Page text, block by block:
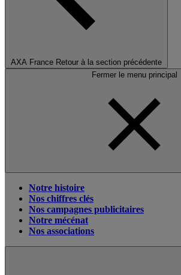
AXA France Retour à la section précédente
Fermer le menu principal
Notre histoire
Nos chiffres clés
Nos campagnes publicitaires
Notre mécénat
Nos associations